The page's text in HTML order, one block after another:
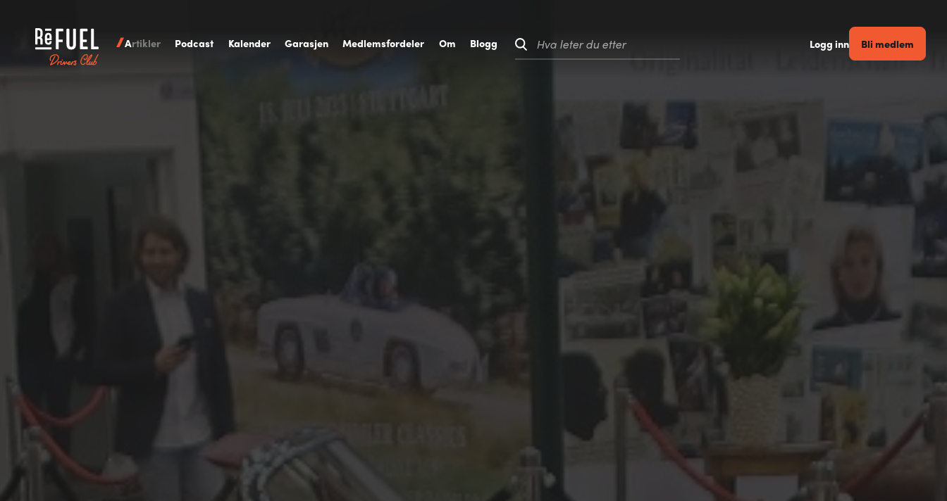
Artikler Podcast Kalender Garasjen Medlemsfordeler Om Blogg Hva leter du etter Logg inn Bli medlem